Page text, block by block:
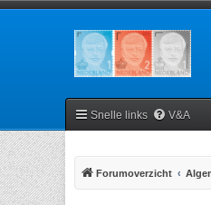
Snelle links V&A
Forumoverzicht